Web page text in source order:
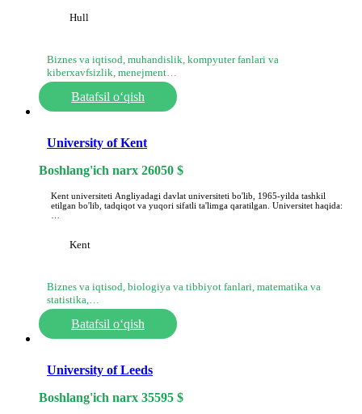
Hull
Biznes va iqtisod, muhandislik, kompyuter fanlari va
kiberxavfsizlik, menejment…
Batafsil o‘qish
University of Kent
Boshlang'ich narx 26050 $
Kent universiteti Angliyadagi davlat universiteti bo'lib, 1965-yilda tashkil
etilgan bo'lib, tadqiqot va yuqori sifatli ta'limga qaratilgan. Universitet haqida:
Kent
Biznes va iqtisod, biologiya va tibbiyot fanlari, matematika va
statistika,…
Batafsil o‘qish
University of Leeds
Boshlang'ich narx 35595 $